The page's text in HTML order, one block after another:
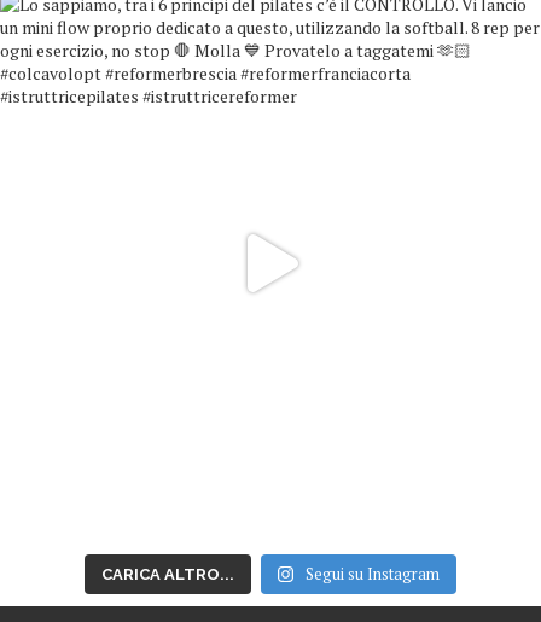
CARICA ALTRO... Segui su Instagram